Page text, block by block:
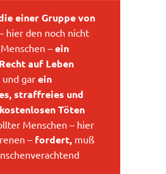
einer Gruppe von
hier den noch nicht
–ein
auf Leben
und gar ein
straffreies und
Töten
Menschen – hier
– fordert, muß